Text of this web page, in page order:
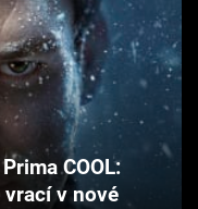
COOL:
vrací v nové